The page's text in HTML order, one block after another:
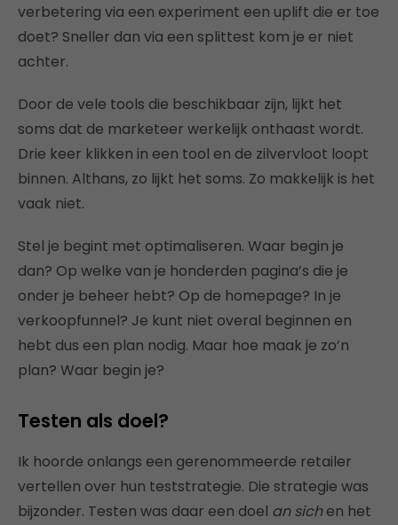
verbetering via een experiment een uplift die er toe
doet? Sneller dan via een splittest kom je er niet
achter.
Door de vele tools die beschikbaar zijn, lijkt het
soms dat de marketeer werkelijk onthaast wordt.
Drie keer klikken in een tool en de zilvervloot loopt
binnen. Althans, zo lijkt het soms. Zo makkelijk is het
vaak niet.
Stel je begint met optimaliseren. Waar begin je
dan? Op welke van je honderden pagina’s die je
onder je beheer hebt? Op de homepage? In je
verkoopfunnel? Je kunt niet overal beginnen en
hebt dus een plan nodig. Maar hoe maak je zo’n
plan? Waar begin je?
Testen als doel?
Ik hoorde onlangs een gerenommeerde retailer
vertellen over hun teststrategie. Die strategie was
bijzonder. Testen was daar een doel an sichen het